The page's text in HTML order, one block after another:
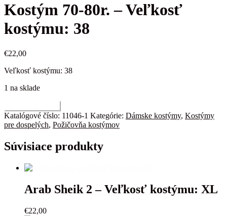
Kostým 70-80r. – Veľkosť
kostýmu: 38
€22,00
Veľkosť kostýmu: 38
1 na sklade
Kostým
70-
80r.
-
Veľkosť
Katalógové číslo: 11046-1 Kategórie: Dámske kostýmy, Kostýmy
pre dospelých, Požičovňa kostýmov
Súvisiace produkty
Arab Sheik 2 – Veľkosť kostýmu: XL
€22,00